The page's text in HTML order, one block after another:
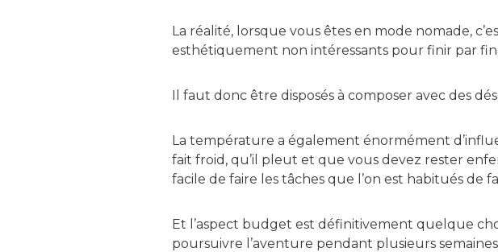
La réalité, lorsque vous êtes en mode nomade,
esthétiquement non intéressants pour finir par
Il faut donc être disposés à composer avec des
La température a également énormément
fait froid, qu’il pleut et que vous devez rester
facile de faire les tâches que l’on est habitués de
Et l’aspect budget est définitivement quelque
poursuivre l’aventure pendant plusieurs